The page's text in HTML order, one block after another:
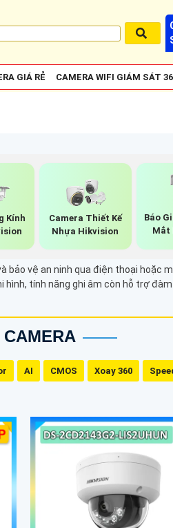
GIÁ RẺ CAMERA WIFI GIÁM SÁT
Kính
Camera Thiết Kế
Nhựa Hikvision
Báo
Mắt
vệ an ninh qua điện thoại hoặc
tính năng ghi âm còn hỗ trợ
CAMERA
AI CMOS Xoay 360